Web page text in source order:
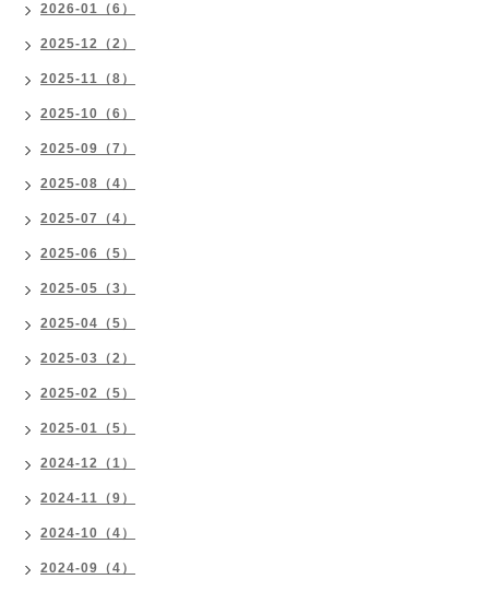
2026-01（6）
2025-12（2）
2025-11（8）
2025-10（6）
2025-09（7）
2025-08（4）
2025-07（4）
2025-06（5）
2025-05（3）
2025-04（5）
2025-03（2）
2025-02（5）
2025-01（5）
2024-12（1）
2024-11（9）
2024-10（4）
2024-09（4）